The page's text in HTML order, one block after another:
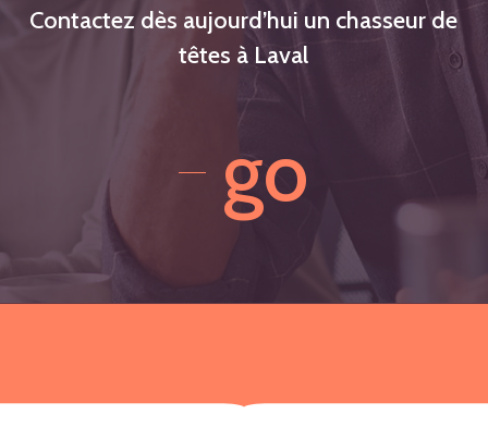
Contactez dès aujourd’hui un chasseur de
têtes à Laval
go